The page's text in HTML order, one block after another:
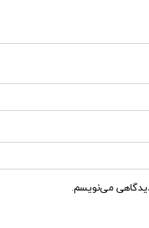
دیدگاهی می‌نویسم.